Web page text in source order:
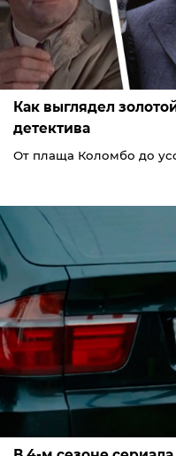
Как выглядел
детектива
От плаща Коломбо до